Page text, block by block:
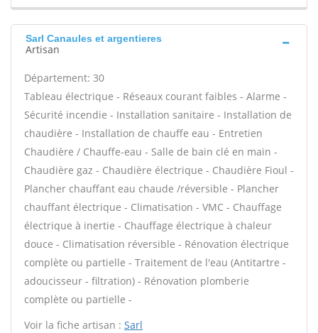
Sarl Canaules et argentieres
Artisan
Département: 30
Tableau électrique - Réseaux courant faibles - Alarme -
Sécurité incendie - Installation sanitaire - Installation de
chaudière - Installation de chauffe eau - Entretien
Chaudière / Chauffe-eau - Salle de bain clé en main -
Chaudière gaz - Chaudière électrique - Chaudière Fioul -
Plancher chauffant eau chaude /réversible - Plancher
chauffant électrique - Climatisation - VMC - Chauffage
électrique à inertie - Chauffage électrique à chaleur
douce - Climatisation réversible - Rénovation électrique
complète ou partielle - Traitement de l'eau (Antitartre -
adoucisseur - filtration) - Rénovation plomberie
complète ou partielle -
Voir la fiche artisan : Sarl